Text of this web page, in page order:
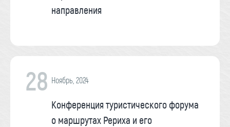
направления
28 Ноябрь, 2024
Конференция туристического форума
о маршрутах Рериха и его